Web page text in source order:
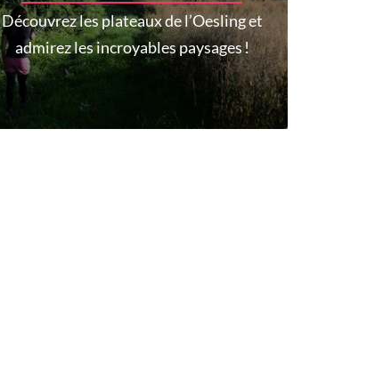
Découvrez les plateaux de l’Oesling et
admirez les incroyables paysages !